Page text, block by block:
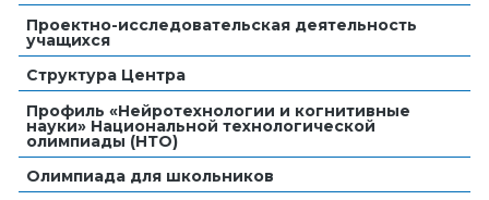
Проектно-исследовательская деятельность
учащихся
Структура Центра
Профиль «Нейротехнологии и когнитивные
науки» Национальной технологической
олимпиады (НТО)
Олимпиада для школьников